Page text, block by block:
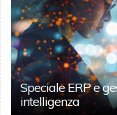
Speciale ERP e
intelligenza